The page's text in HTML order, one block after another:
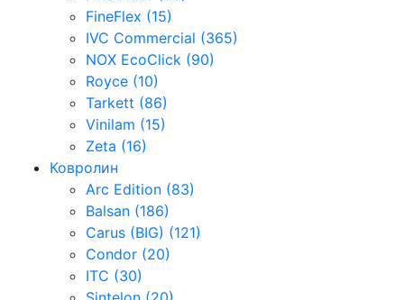
FineFlex (15)
IVC Commercial (365)
NOX EcoClick (90)
Royce (10)
Tarkett (86)
Vinilam (15)
Zeta (16)
Ковролин
Arc Edition (83)
Balsan (186)
Carus (BIG) (121)
Condor (20)
ITC (30)